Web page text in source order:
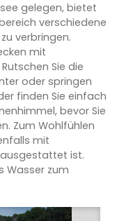
gelegen, bietet
verschiedene
verbringen.
mit
Sie die
oder springen
finden Sie einfach
bevor Sie
Zum Wohlfühlen
mit
ist.
Wasser zum